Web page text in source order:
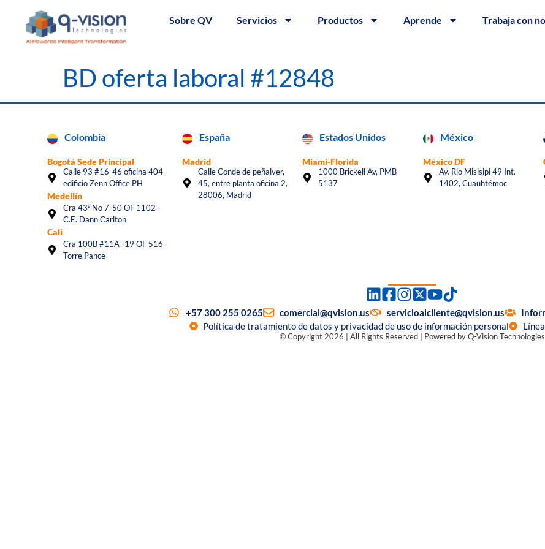
Sobre QV Servicios Productos Aprende Trabaja con
BD oferta laboral #12848
Colombia
Bogotá Sede Principal
Calle 93 #16-46 oficina 404
edificio Zenn Office PH
Medellín
Cra 43ª No 7-50 OF 1102 -
C.E. Dann Carlton
Cali
Cra 100B #11A -19 OF 516
Torre Pance
España
Madrid
Calle Conde de peñalver,
45, entre planta oficina 2,
28006, Madrid
Estados Unidos
Miami-Florida
1000 Brickell Av, PMB
5137
México
México DF
Av. Rio Misisipi 49 Int.
1402, Cuauhtémoc
+57 300 255 0265 comercial@qvision.us servicioalcliente@qvision.us
Política de tratamiento de datos y privacidad de uso de información personal
© Copyright 2026 | All Rights Reserved | Powered by Q-Vision Technologies